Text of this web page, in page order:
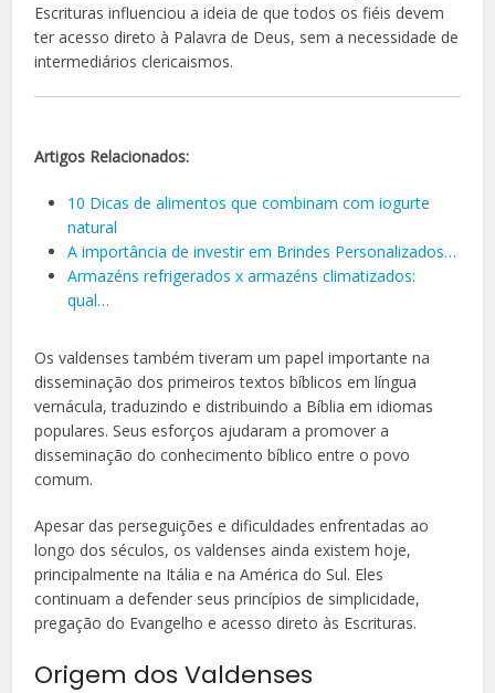
Escrituras influenciou a ideia de que todos os fiéis devem
ter acesso direto à Palavra de Deus, sem a necessidade de
intermediários clericaismos.
Artigos Relacionados:
10 Dicas de alimentos que combinam com iogurte
natural
A importância de investir em Brindes Personalizados…
Armazéns refrigerados x armazéns climatizados:
qual…
Os valdenses também tiveram um papel importante na
disseminação dos primeiros textos bíblicos em língua
vernácula, traduzindo e distribuindo a Bíblia em idiomas
populares. Seus esforços ajudaram a promover a
disseminação do conhecimento bíblico entre o povo
comum.
Apesar das perseguições e dificuldades enfrentadas ao
longo dos séculos, os valdenses ainda existem hoje,
principalmente na Itália e na América do Sul. Eles
continuam a defender seus princípios de simplicidade,
pregação do Evangelho e acesso direto às Escrituras.
Origem dos Valdenses